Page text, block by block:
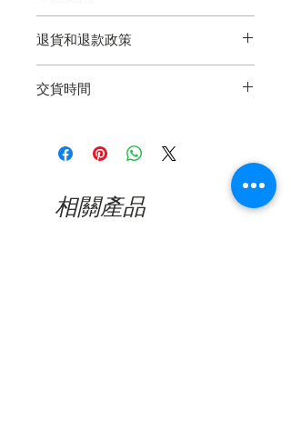
箱。
退貨和退款政策
質量。如果您在交貨後365天內遇到
看到缺陷的照片後，將對所有已確認
的缺陷產品進行維修或更換。我們的
保修範圍不包括因日常使用造成的損
壞或突然用力或撞擊造成的損壞，包
交貨時間
則需要更長的時間）
相關產品